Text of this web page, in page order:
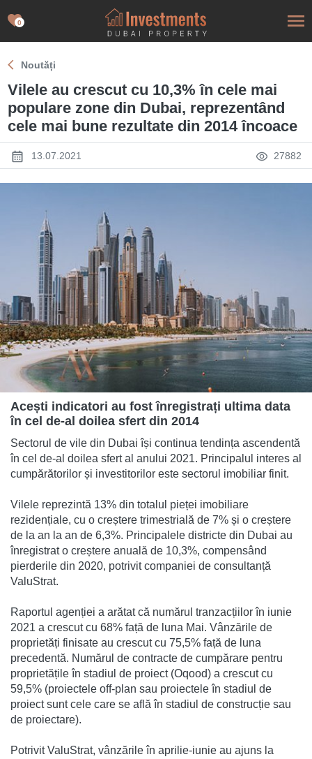
0
Noutăți
Vilele au crescut cu 10,3% în cele mai
populare zone din Dubai, reprezentând
cele mai bune rezultate din 2014 încoace
13.07.2021 27882
Acești indicatori au fost înregistrați ultima data
în cel de-al doilea sfert din 2014
Sectorul de vile din Dubai își continua tendința ascendentă
în cel de-al doilea sfert al anului 2021. Principalul interes al
cumpărătorilor și investitorilor este sectorul imobiliar finit.
Vilele reprezintă 13% din totalul pieței imobiliare
rezidențiale, cu o creștere trimestrială de 7% și o creștere
de la an la an de 6,3%. Principalele districte din Dubai au
înregistrat o creștere anuală de 10,3%, compensând
pierderile din 2020, potrivit companiei de consultanță
ValuStrat.
Raportul agenției a arătat că numărul tranzacțiilor în iunie
2021 a crescut cu 68% față de luna Mai. Vânzările de
proprietăți finisate au crescut cu 75,5% față de luna
precedentă. Numărul de contracte de cumpărare pentru
proprietățile în stadiul de proiect (Oqood) a crescut cu
59,5% (proiectele off-plan sau proiectele în stadiul de
proiect sunt cele care se află în stadiul de construcție sau
de proiectare).
Potrivit ValuStrat, vânzările în aprilie-iunie au ajuns la